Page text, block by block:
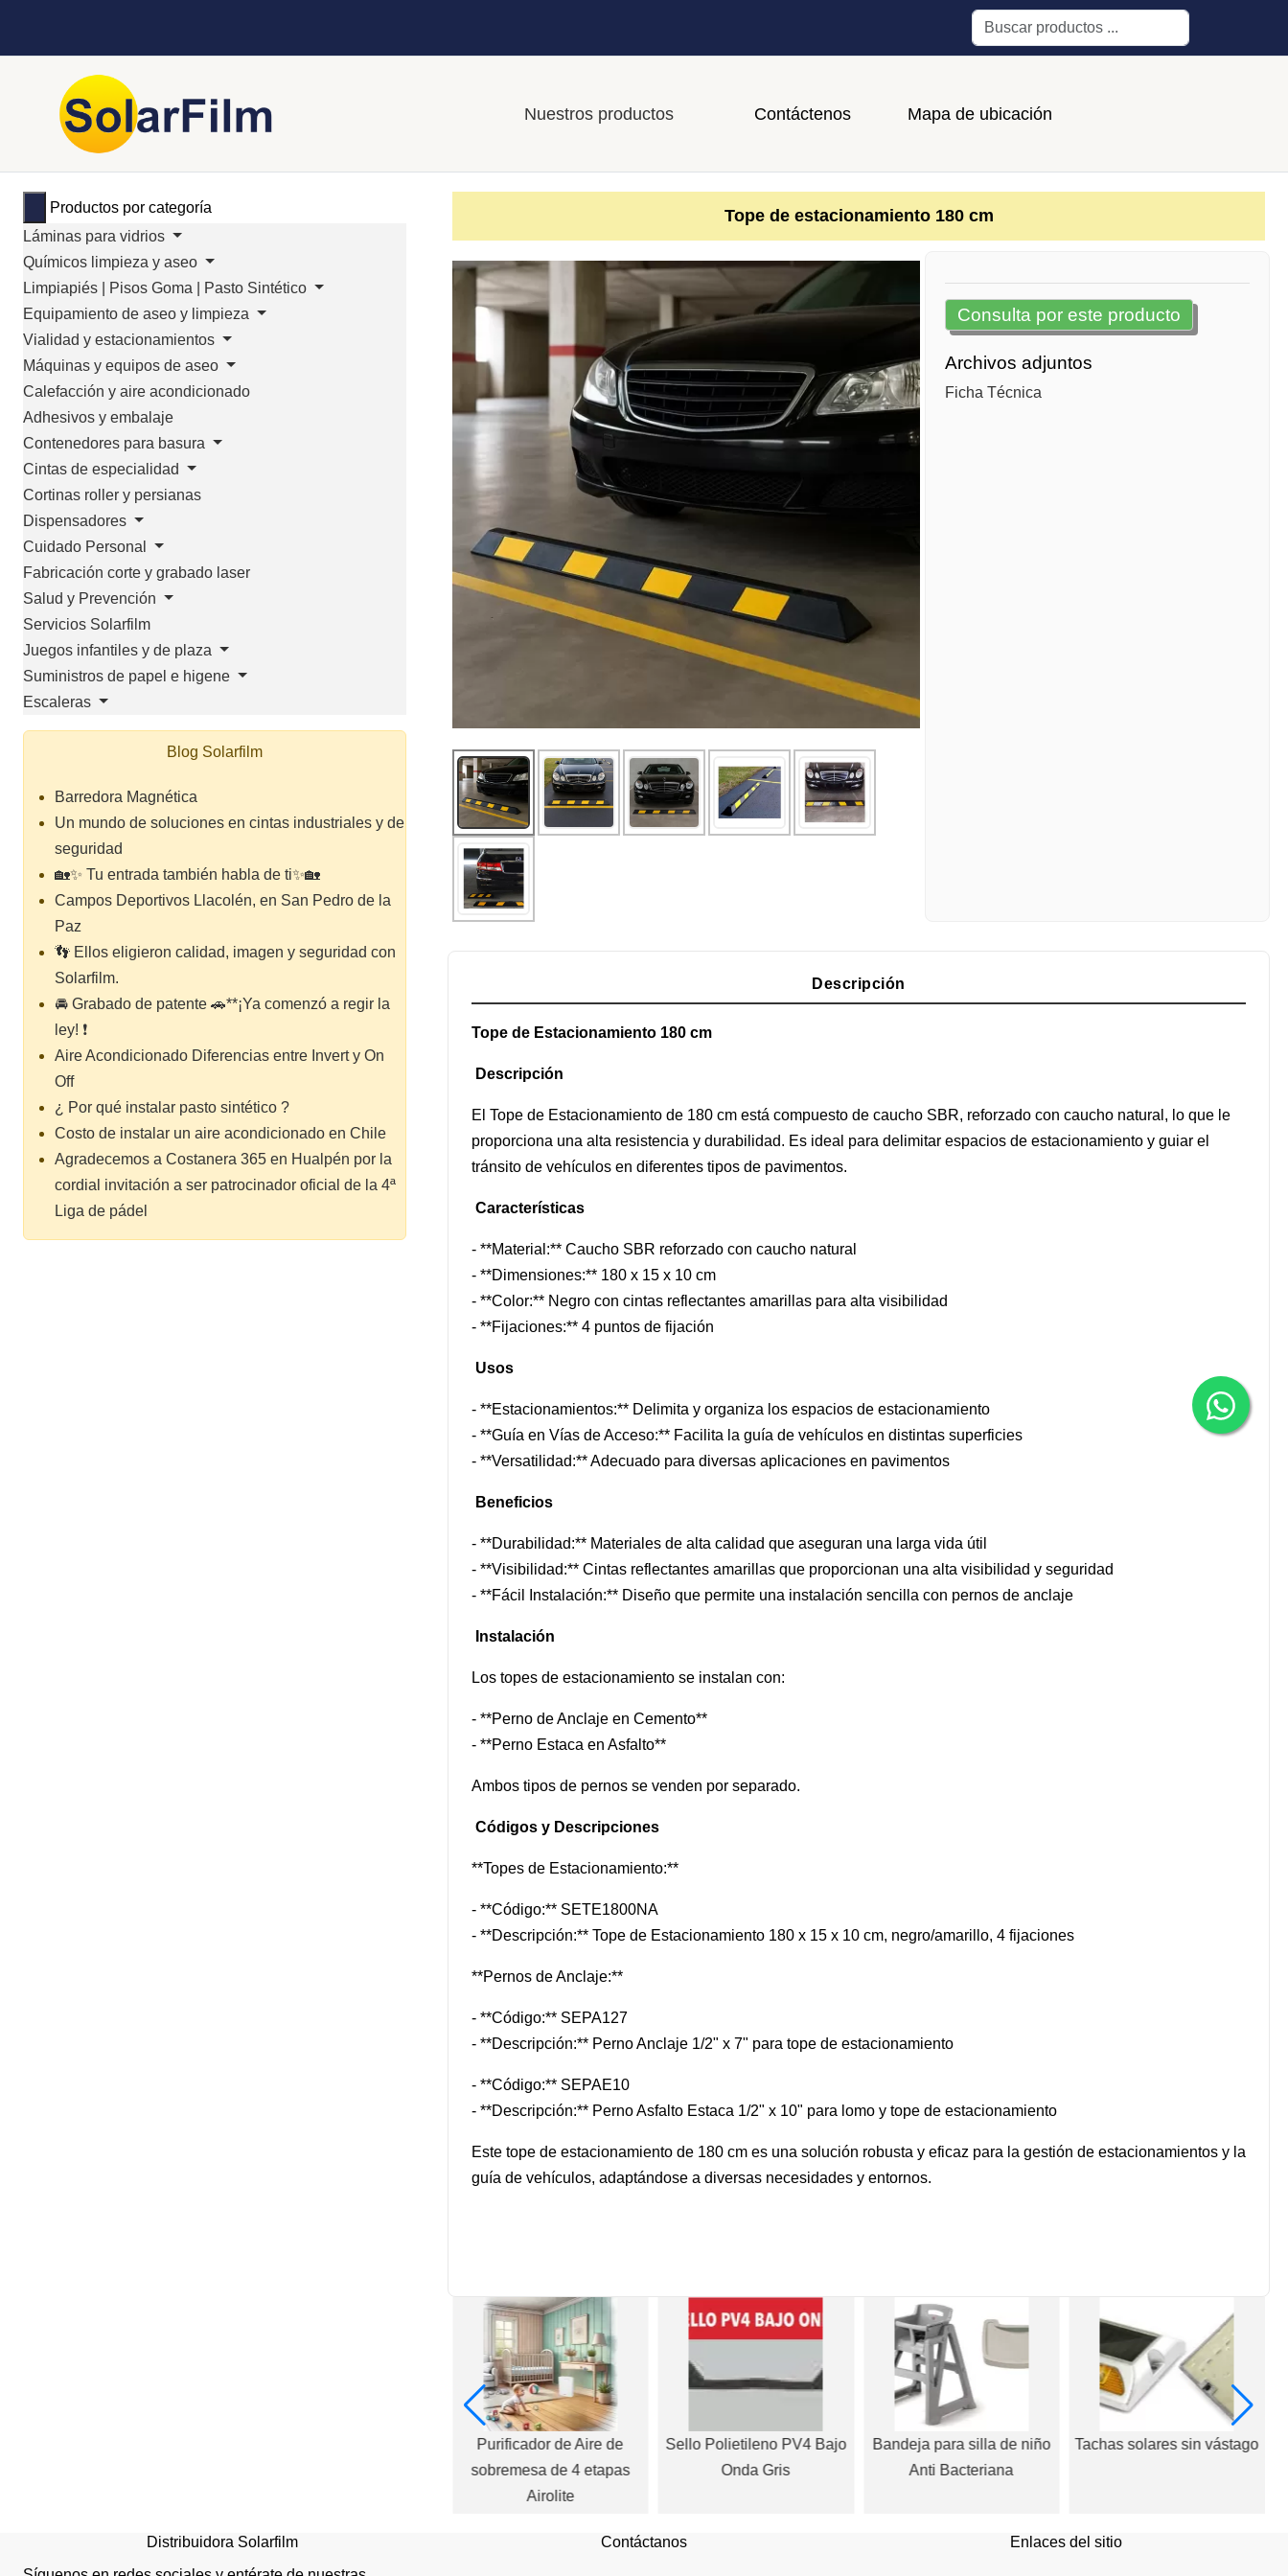
Buscar
Nuestros productos Contáctenos Mapa de ubicación
Productos por categoría
Láminas para vidrios
Químicos limpieza y aseo
Limpiapiés | Pisos Goma | Pasto Sintético
Equipamiento de aseo y limpieza
Vialidad y estacionamientos
Máquinas y equipos de aseo
Calefacción y aire acondicionado
Adhesivos y embalaje
Contenedores para basura
Cintas de especialidad
Cortinas roller y persianas
Dispensadores
Cuidado Personal
Fabricación corte y grabado laser
Salud y Prevención
Servicios Solarfilm
Juegos infantiles y de plaza
Suministros de papel e higene
Escaleras
Blog Solarfilm
Barredora Magnética
Un mundo de soluciones en cintas industriales y de
seguridad
🏡✨ Tu entrada también habla de ti✨🏡
Campos Deportivos Llacolén, en San Pedro de la
Paz
👣 Ellos eligieron calidad, imagen y seguridad con
Solarfilm.
🚘 Grabado de patente 🚗**¡Ya comenzó a regir la
ley! ❗
Aire Acondicionado Diferencias entre Invert y On
Off
¿ Por qué instalar pasto sintético ?
Costo de instalar un aire acondicionado en Chile
Agradecemos a Costanera 365 en Hualpén por la
cordial invitación a ser patrocinador oficial de la 4ª
Liga de pádel
Tope de estacionamiento 180 cm
Consulta por este producto
Archivos adjuntos
Ficha Técnica
Descripción
Tope de Estacionamiento 180 cm
Descripción
El Tope de Estacionamiento de 180 cm está compuesto de caucho SBR, reforzado con caucho natural, lo que le
proporciona una alta resistencia y durabilidad. Es ideal para delimitar espacios de estacionamiento y guiar el
tránsito de vehículos en diferentes tipos de pavimentos.
Características
- **Material:** Caucho SBR reforzado con caucho natural
- **Dimensiones:** 180 x 15 x 10 cm
- **Color:** Negro con cintas reflectantes amarillas para alta visibilidad
- **Fijaciones:** 4 puntos de fijación
Usos
- **Estacionamientos:** Delimita y organiza los espacios de estacionamiento
- **Guía en Vías de Acceso:** Facilita la guía de vehículos en distintas superficies
- **Versatilidad:** Adecuado para diversas aplicaciones en pavimentos
Beneficios
- **Durabilidad:** Materiales de alta calidad que aseguran una larga vida útil
- **Visibilidad:** Cintas reflectantes amarillas que proporcionan una alta visibilidad y seguridad
- **Fácil Instalación:** Diseño que permite una instalación sencilla con pernos de anclaje
Instalación
Los topes de estacionamiento se instalan con:
- **Perno de Anclaje en Cemento**
- **Perno Estaca en Asfalto**
Ambos tipos de pernos se venden por separado.
Códigos y Descripciones
**Topes de Estacionamiento:**
- **Código:** SETE1800NA
- **Descripción:** Tope de Estacionamiento 180 x 15 x 10 cm, negro/amarillo, 4 fijaciones
**Pernos de Anclaje:**
- **Código:** SEPA127
- **Descripción:** Perno Anclaje 1/2" x 7" para tope de estacionamiento
- **Código:** SEPAE10
- **Descripción:** Perno Asfalto Estaca 1/2" x 10" para lomo y tope de estacionamiento
Este tope de estacionamiento de 180 cm es una solución robusta y eficaz para la gestión de estacionamientos y la
guía de vehículos, adaptándose a diversas necesidades y entornos.
Purificador de Aire de
sobremesa de 4 etapas
Airolite
Sello Polietileno PV4 Bajo
Onda Gris
Bandeja para silla de niño
Anti Bacteriana
Tachas solares sin vástago
Distribuidora Solarfilm Contáctanos Enlaces del sitio